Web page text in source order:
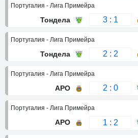
Португалия - Лига Примейра
Тондела 3 : 1
Португалия - Лига Примейра
Тондела 2 : 2
Португалия - Лига Примейра
АРО 2 : 0
Португалия - Лига Примейра
АРО 1 : 2